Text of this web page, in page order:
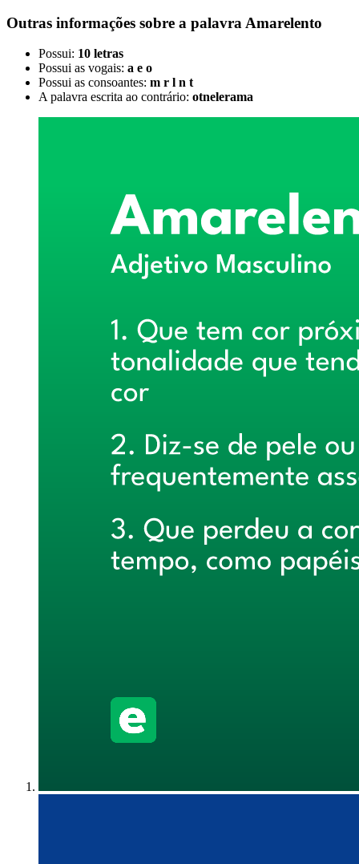
Outras informações sobre a palavra Amarelento
Possui: 10 letras
Possui as vogais: a e o
Possui as consoantes: m r l n t
A palavra escrita ao contrário: otnelerama